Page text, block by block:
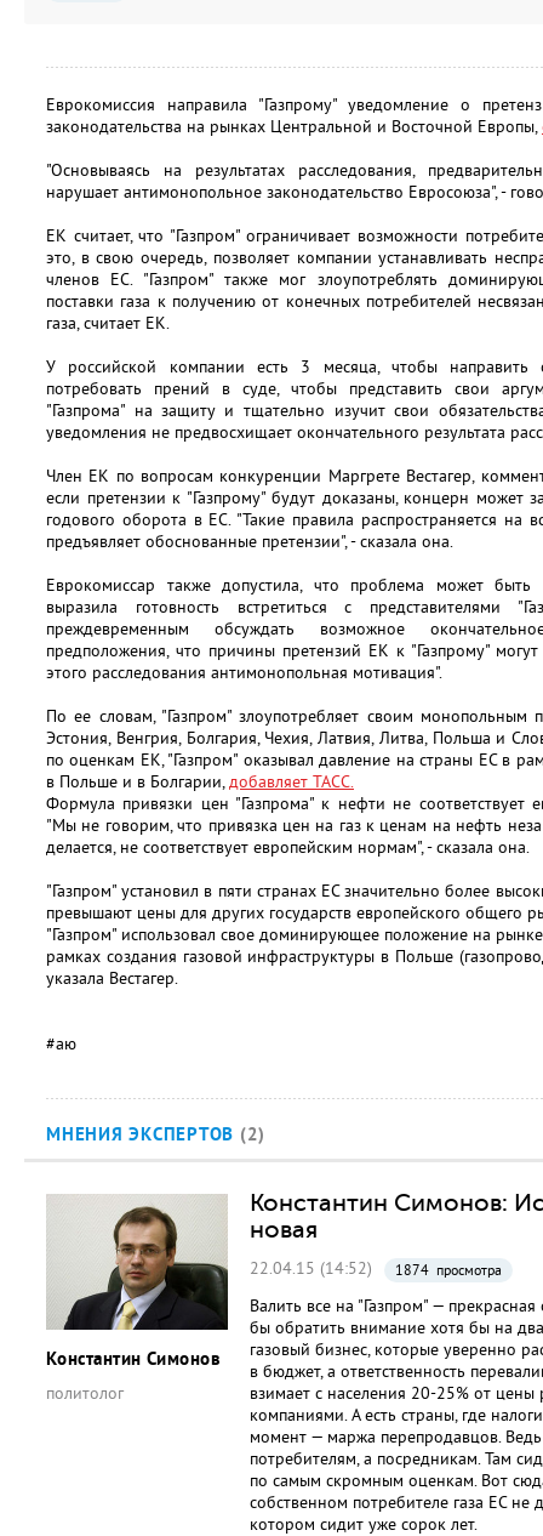
Еврокомиссия направила "Газпрому" уведомление о
законодательства на рынках Центральной и Восточной Европы,
"Основываясь на результатах расследования,
нарушает антимонопольное законодательство Евросоюза", -
ЕК считает, что "Газпром" ограничивает возможности
это, в свою очередь, позволяет компании устанавливать
членов ЕС. "Газпром" также мог злоупотреблять
поставки газа к получению от конечных потребителей
газа, считает ЕК.
У российской компании есть 3 месяца, чтобы
потребовать прений в суде, чтобы представить свои
"Газпрома" на защиту и тщательно изучит свои
уведомления не предвосхищает окончательного результата
Член ЕК по вопросам конкуренции Маргрете Вестагер,
если претензии к "Газпрому" будут доказаны, концерн может
годового оборота в ЕС. "Такие правила распространяется на
предъявляет обоснованные претензии", - сказала она.
Еврокомиссар также допустила, что проблема может быть
выразила готовность встретиться с представителями
преждевременным обсуждать возможное
предположения, что причины претензий ЕК к "Газпрому"
этого расследования антимонопольная мотивация".
По ее словам, "Газпром" злоупотребляет своим
Эстония, Венгрия, Болгария, Чехия, Латвия, Литва, Польша и
по оценкам ЕК, "Газпром" оказывал давление на страны ЕС в
в Польше и в Болгарии,добавляет ТАСС.
Формула привязки цен "Газпрома" к нефти не соответствует
"Мы не говорим, что привязка цен на газ к ценам на нефть
делается, не соответствует европейским нормам", - сказала она.
"Газпром" установил в пяти странах ЕС значительно более
превышают цены для других государств европейского общего
"Газпром" использовал свое доминирующее положение на
рамках создания газовой инфраструктуры в Польше
указала Вестагер.
#аю
МНЕНИЯ ЭКСПЕРТОВ (2)
Константин Симонов
политолог
Константин Симонов:
новая
22.04.15 (14:52) 1874 просмотра
Валить все на "Газпром" —
бы обратить внимание хотя бы на
газовый бизнес, которые уверенно
в бюджет, а ответственность
взимает с населения 20-25% от
компаниями. А есть страны, где
момент — маржа перепродавцов.
потребителям, а посредникам. Там
по самым скромным оценкам. Вот
собственном потребителе газа ЕС не
котором сидит уже сорок лет.